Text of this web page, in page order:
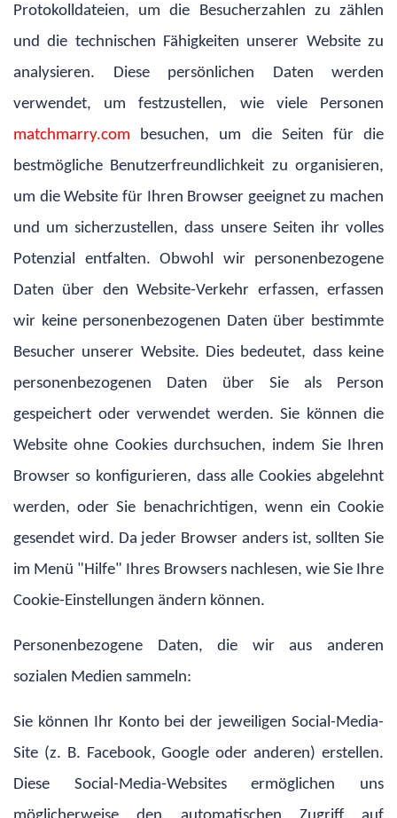
Protokolldateien, um die Besucherzahlen zu zählen
und die technischen Fähigkeiten unserer Website zu
analysieren. Diese persönlichen Daten werden
verwendet, um festzustellen, wie viele Personen
matchmarry.com besuchen, um die Seiten für die
bestmögliche Benutzerfreundlichkeit zu organisieren,
um die Website für Ihren Browser geeignet zu machen
und um sicherzustellen, dass unsere Seiten ihr volles
Potenzial entfalten. Obwohl wir personenbezogene
Daten über den Website-Verkehr erfassen, erfassen
wir keine personenbezogenen Daten über bestimmte
Besucher unserer Website. Dies bedeutet, dass keine
personenbezogenen Daten über Sie als Person
gespeichert oder verwendet werden. Sie können die
Website ohne Cookies durchsuchen, indem Sie Ihren
Browser so konfigurieren, dass alle Cookies abgelehnt
werden, oder Sie benachrichtigen, wenn ein Cookie
gesendet wird. Da jeder Browser anders ist, sollten Sie
im Menü "Hilfe" Ihres Browsers nachlesen, wie Sie Ihre
Cookie-Einstellungen ändern können.
Personenbezogene Daten, die wir aus anderen
sozialen Medien sammeln:
Sie können Ihr Konto bei der jeweiligen Social-Media-
Site (z. B. Facebook, Google oder anderen) erstellen.
Diese Social-Media-Websites ermöglichen uns